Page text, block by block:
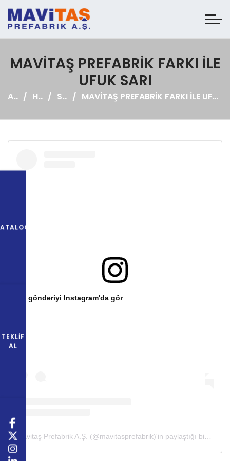
MAVİTAŞ PREFABRİK FARKI İLE
UFUK SARI
Anasayfa Haberler Sosyal Medya MAVİTAŞ PREFABRİK FARKI İLE UFUK SARI
Bu gönderiyi Instagram'da gör
TEKLIF
AL